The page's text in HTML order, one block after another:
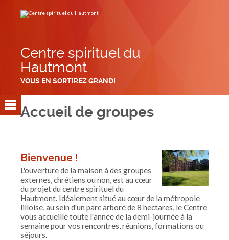
contenu.
Centre spirituel du
Hautmont
VOUS EN SORTIREZ GRANDI
Accueil de groupes
Bienvenue !
L'ouverture de la maison à des groupes
externes, chrétiens ou non, est au cœur
du projet du centre spirituel du
Hautmont. Idéalement situé au cœur de la métropole
lilloise, au sein d'un parc arboré de 8 hectares, le Centre
vous accueille toute l'année de la demi-journée à la
semaine pour vos rencontres, réunions, formations ou
séjours.